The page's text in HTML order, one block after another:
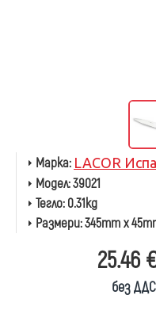
25.46
без
Марка: LACOR
Модел:39021
Тегло:0.31kg
Размери:345mm x